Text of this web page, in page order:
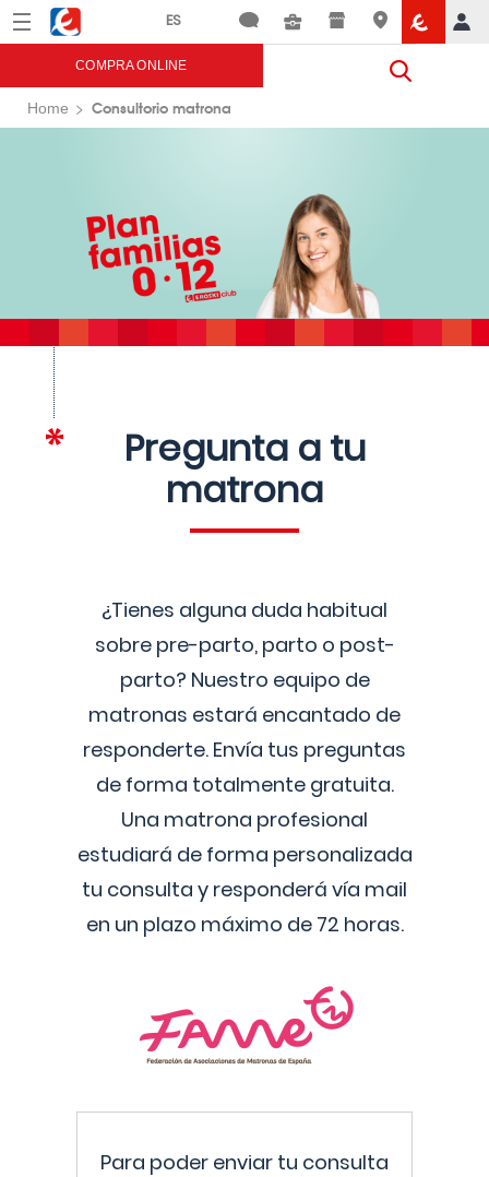
Menú Eroski
COMPRA ONLINE
Home Consultorio matrona
Pregunta a tu
matrona
¿Tienes alguna duda habitual
sobre pre-parto, parto o post-
parto? Nuestro equipo de
matronas estará encantado de
responderte. Envía tus preguntas
de forma totalmente gratuita.
Una matrona profesional
estudiará de forma personalizada
tu consulta y responderá vía mail
en un plazo máximo de 72 horas.
Para poder enviar tu consulta